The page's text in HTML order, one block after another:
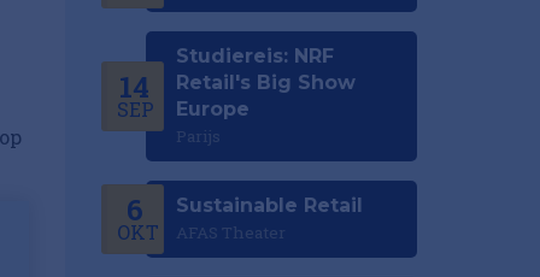
14
SEP
Studiereis: NRF
Retail's Big Show
Europe
Parijs
6
OKT
Sustainable Retail
AFAS Theater